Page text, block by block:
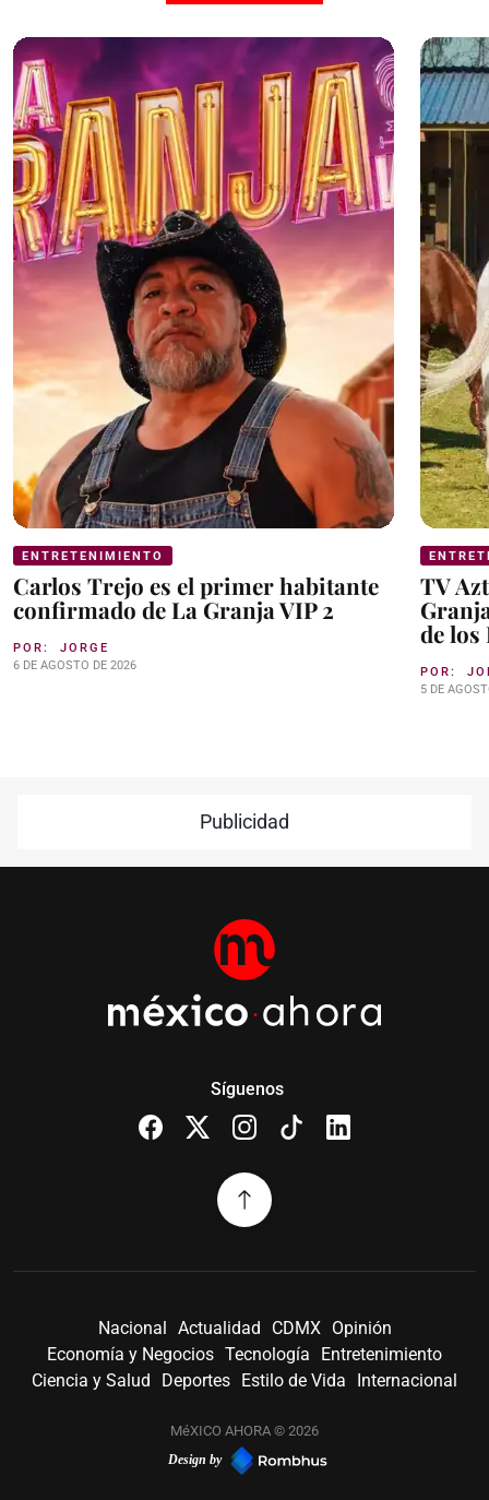
ENTRETENIMIENTO
Carlos Trejo es el primer habitante
confirmado de La Granja VIP 2
POR: JORGE
6 DE AGOSTO DE 2026
TV
de los
POR:
5 DE
Publicidad
Síguenos
Nacional Actualidad CDMX
Opinión
Economía y Negocios Tecnología
Entretenimiento
Ciencia y Salud
Deportes Estilo de Vida Internacional
MéXICO AHORA © 2026
Design by